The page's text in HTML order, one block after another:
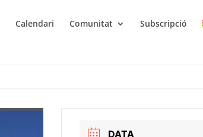
Calendari Comunitat Subscripció
DATA